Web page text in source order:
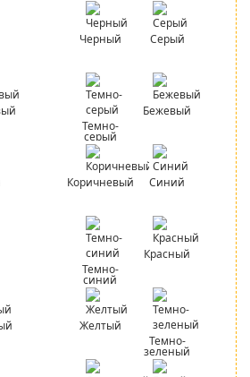
Черный Серый
Темно-
серый
Бежевый
Коричневый Синий
Темно-
синий
Красный
Желтый
Темно-
зеленый